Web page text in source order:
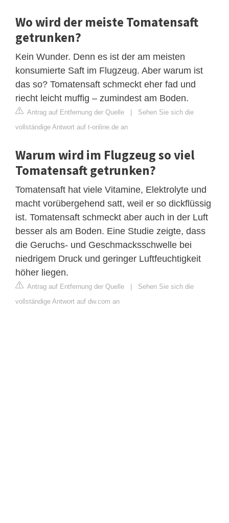
Wo wird der meiste Tomatensaft
getrunken?
Kein Wunder. Denn es ist der am meisten
konsumierte Saft im Flugzeug. Aber warum ist
das so? Tomatensaft schmeckt eher fad und
riecht leicht muffig – zumindest am Boden.
Antrag auf Entfernung der Quelle
Sehen Sie sich die
vollständige Antwort auf t-online.de an
Warum wird im Flugzeug so viel
Tomatensaft getrunken?
Tomatensaft hat viele Vitamine, Elektrolyte und
macht vorübergehend satt, weil er so dickflüssig
ist. Tomatensaft schmeckt aber auch in der Luft
besser als am Boden. Eine Studie zeigte, dass
die Geruchs- und Geschmacksschwelle bei
niedrigem Druck und geringer Luftfeuchtigkeit
höher liegen.
Antrag auf Entfernung der Quelle
Sehen Sie sich die
vollständige Antwort auf dw.com an